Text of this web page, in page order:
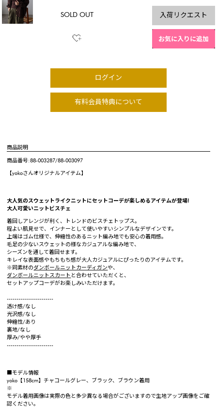
SOLD OUT 入荷リクエスト
お気に入りに追加
ログイン
有料会員特典について
商品説明
商品番号:88-003287/88-003097
【yokoさんオリジナルアイテム】
大人気のスウェットライクニットにセットコーデが楽しめるアイテムが登場!
大人可愛いニットビスチェ
着回しアレンジが利く、トレンドのビスチェトップス。
程よい肌見せで、インナーとして使いやすいシンプルなデザインです。
上端はゴム仕様で、伸縮性のあるニット編み地でも安心の着用感。
毛足の少ないスウェットの様なカジュアルな編み地で、
シーズンを通して着回せます。
キレイな表面感やもちもち感が大人カジュアルにぴったりのアイテムです。
※同素材のダンボールニットカーディガンや、
ダンボールニットスカート と合わせていただくと、
セットアップコーデがお楽しみいただけます。
------------------------
透け感/なし
光沢感/なし
伸縮性/あり
裏地/なし
厚み/やや厚手
------------------------
■モデル情報
yoko【158cm】チャコールグレー、ブラック、ブラウン着用
※
モデル着用画像は実際の色と多少異なる場合がございますので生地アップ画像をご確
認ください。